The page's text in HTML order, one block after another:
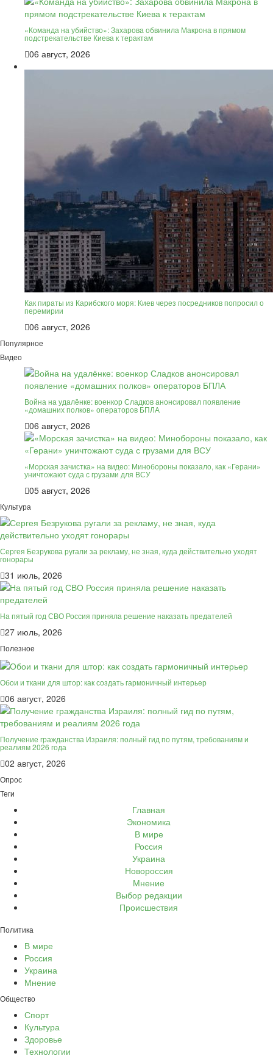
«Команда на убийство»: Захарова обвинила Макрона в прямом
подстрекательстве Киева к терактам
06 август, 2026
Как пираты из Карибского моря: Киев через посредников попросил о
перемирии
06 август, 2026
Популярное
Видео
Война на удалёнке: военкор Сладков анонсировал появление
«домашних полков» операторов БПЛА
06 август, 2026
«Морская зачистка» на видео: Минобороны показало, как «Герани»
уничтожают суда с грузами для ВСУ
05 август, 2026
Культура
Сергея Безрукова ругали за рекламу, не зная, куда действительно уходят
гонорары
31 июль, 2026
На пятый год СВО Россия приняла решение наказать предателей
27 июль, 2026
Полезное
Обои и ткани для штор: как создать гармоничный интерьер
06 август, 2026
Получение гражданства Израиля: полный гид по путям, требованиям и
реалиям 2026 года
02 август, 2026
Опрос
Теги
Главная
Экономика
В мире
Россия
Украина
Новороссия
Мнение
Выбор редакции
Происшествия
Политика
В мире
Россия
Украина
Мнение
Общество
Спорт
Культура
Здоровье
Технологии